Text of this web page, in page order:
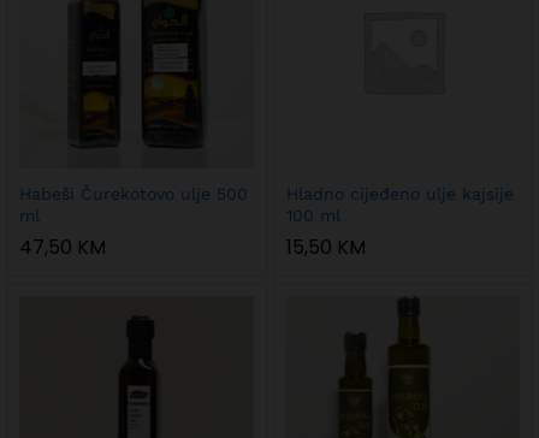
Habeši Čurekotovo ulje 500
ml
47,50 KM
Hladno cijeđeno ulje kajsije
100 ml
15,50 KM